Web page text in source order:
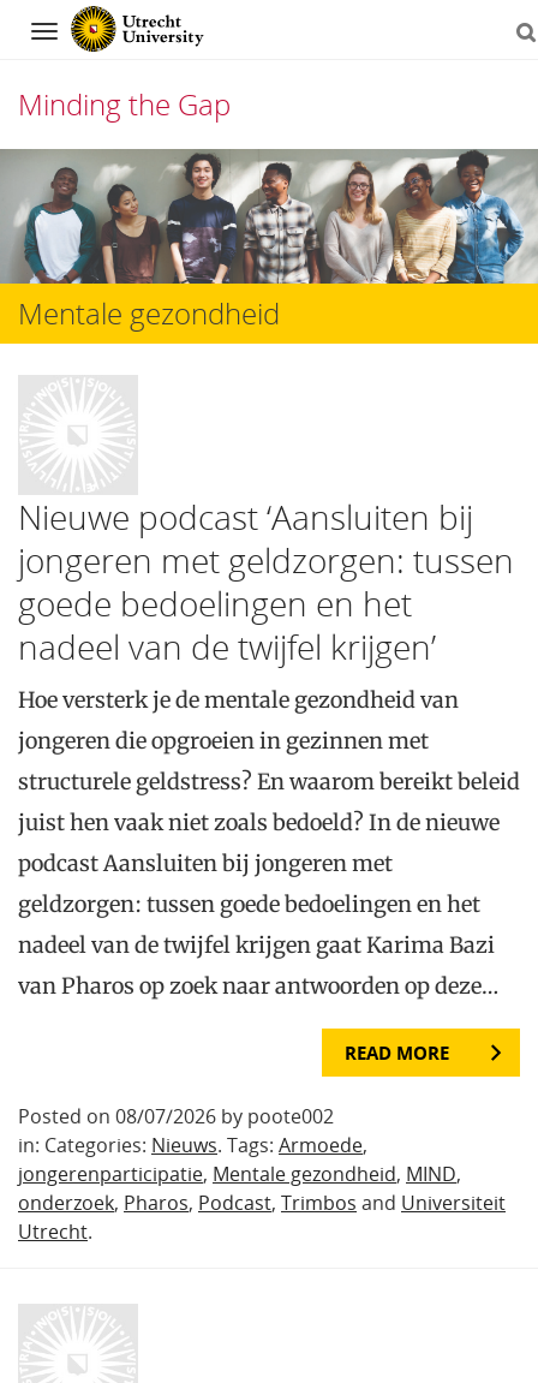
Navigation
Minding the Gap
to
content
Mentale gezondheid
Nieuwe podcast ‘Aansluiten bij
jongeren met geldzorgen: tussen
goede bedoelingen en het
nadeel van de twijfel krijgen’
Hoe versterk je de mentale gezondheid van
jongeren die opgroeien in gezinnen met
structurele geldstress? En waarom bereikt beleid
juist hen vaak niet zoals bedoeld? In de nieuwe
podcast Aansluiten bij jongeren met
geldzorgen: tussen goede bedoelingen en het
nadeel van de twijfel krijgen gaat Karima Bazi
van Pharos op zoek naar antwoorden op deze…
READ MORE
Posted on 08/07/2026 by poote002
in: Categories: Nieuws. Tags: Armoede,
jongerenparticipatie, Mentale gezondheid, MIND,
onderzoek, Pharos, Podcast, Trimbos and Universiteit
Utrecht.